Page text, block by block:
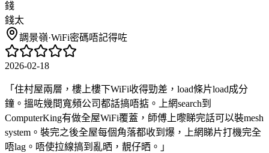
錢
錢太
調景嶺·WiFi密碼唔記得咗
2026-02-18
「 住村屋兩層，樓上樓下WiFi收得勁差，load條片load成分
鐘。搵咗幾間寬頻公司都話搞唔掂。上網search到
ComputerKing有做全屋WiFi覆蓋，師傅上嚟睇完話可以裝mesh
system。裝完之後全屋每個角落都收到爆，上網睇片打機完全
唔lag。唔使拉線搞到亂晒，靚仔晒。 」